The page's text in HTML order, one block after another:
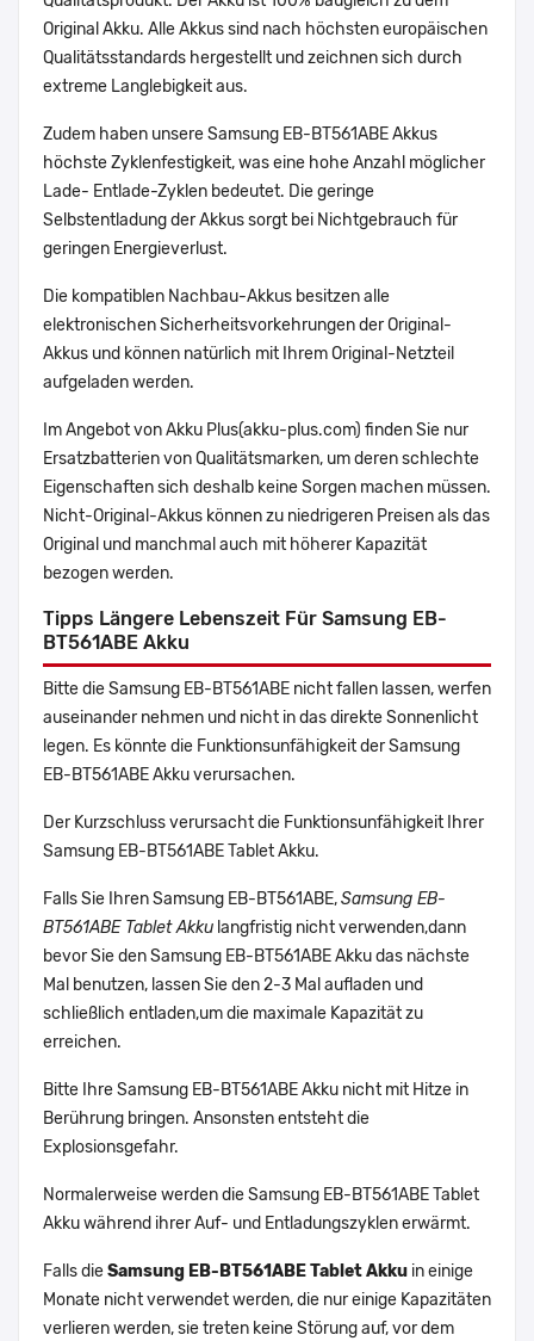
Original Akku. Alle Akkus sind nach höchsten europäischen
Qualitätsstandards hergestellt und zeichnen sich durch
extreme Langlebigkeit aus.
Zudem haben unsere Samsung EB-BT561ABE Akkus
höchste Zyklenfestigkeit, was eine hohe Anzahl möglicher
Lade- Entlade-Zyklen bedeutet. Die geringe
Selbstentladung der Akkus sorgt bei Nichtgebrauch für
geringen Energieverlust.
Die kompatiblen Nachbau-Akkus besitzen alle
elektronischen Sicherheitsvorkehrungen der Original-
Akkus und können natürlich mit Ihrem Original-Netzteil
aufgeladen werden.
Im Angebot von Akku Plus(akku-plus.com) finden Sie nur
Ersatzbatterien von Qualitätsmarken, um deren schlechte
Eigenschaften sich deshalb keine Sorgen machen müssen.
Nicht-Original-Akkus können zu niedrigeren Preisen als das
Original und manchmal auch mit höherer Kapazität
bezogen werden.
Tipps Längere Lebenszeit Für Samsung EB-
BT561ABE Akku
Bitte die Samsung EB-BT561ABE nicht fallen lassen, werfen
auseinander nehmen und nicht in das direkte Sonnenlicht
legen. Es könnte die Funktionsunfähigkeit der Samsung
EB-BT561ABE Akku verursachen.
Der Kurzschluss verursacht die Funktionsunfähigkeit Ihrer
Samsung EB-BT561ABE Tablet Akku.
Falls Sie Ihren Samsung EB-BT561ABE,Samsung EB-
BT561ABE Tablet Akku langfristig nicht verwenden,dann
bevor Sie den Samsung EB-BT561ABE Akku das nächste
Mal benutzen, lassen Sie den 2-3 Mal aufladen und
schließlich entladen,um die maximale Kapazität zu
erreichen.
Bitte Ihre Samsung EB-BT561ABE Akku nicht mit Hitze in
Berührung bringen. Ansonsten entsteht die
Explosionsgefahr.
Normalerweise werden die Samsung EB-BT561ABE Tablet
Akku während ihrer Auf- und Entladungszyklen erwärmt.
Falls dieSamsung EB-BT561ABE Tablet Akku in einige
Monate nicht verwendet werden, die nur einige Kapazitäten
verlieren werden, sie treten keine Störung auf, vor dem